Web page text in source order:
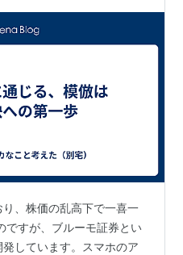
、株価の乱高下で一喜一
ですが、ブルーモ証券とい
しています。スマホのア